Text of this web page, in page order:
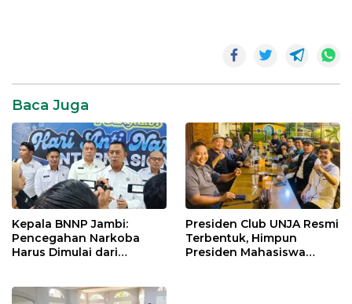
Polda
SAD
Sarolangun
Suku
Dalam
Baca Juga
Kepala BNNP Jambi:
Pencegahan Narkoba
Harus Dimulai dari
Presiden Club UNJA Resmi
Terbentuk, Himpun
Presiden Mahasiswa